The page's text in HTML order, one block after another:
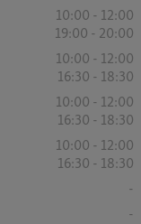
10:00 - 12:00
19:00 - 20:00
10:00 - 12:00
16:30 - 18:30
10:00 - 12:00
16:30 - 18:30
10:00 - 12:00
16:30 - 18:30
-
-